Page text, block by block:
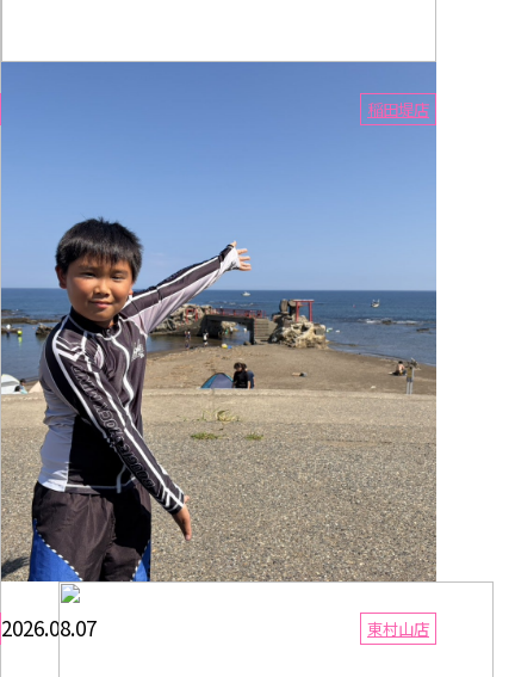
稲田堤店
こんばんは、 MUSIC少年です👦 8月1日午前中、毎年恒例
になりますが 保育園行事で夏祭りに参加してきました🎋
今...
2026.08.07 東村山店